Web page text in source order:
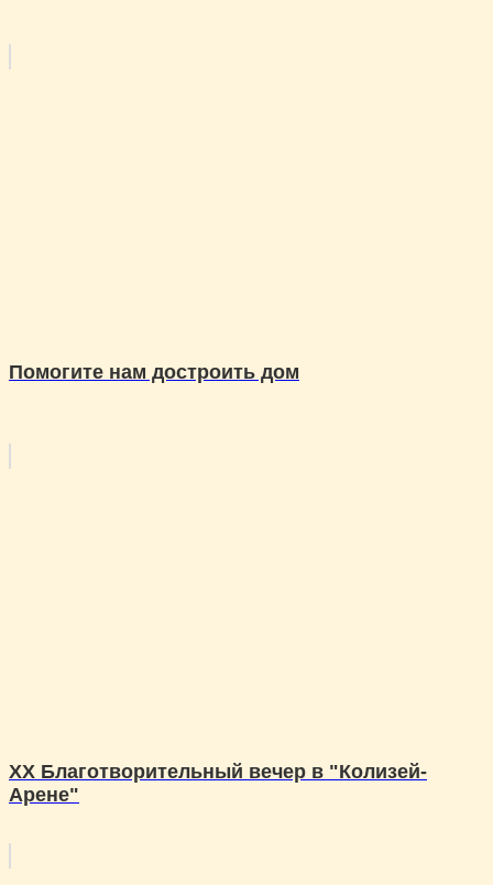
Помогите нам достроить дом
XX Благотворительный вечер в "Колизей-
Арене"